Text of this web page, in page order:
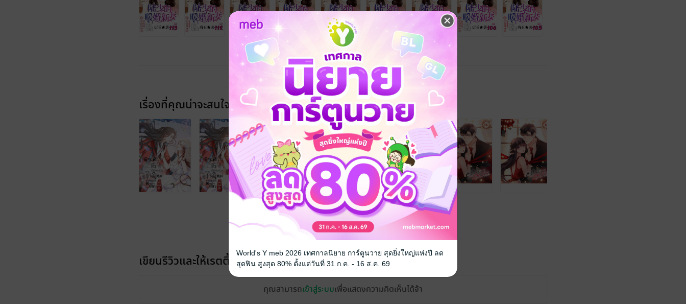
เรื่องที่คุณน่าจะสนใจ
เขียนรีวิวและให้เรตติ้ง
คุณสามารถเข้าสู่ระบบเพื่อแสดงความคิดเห็นได้จ้า
World's Y meb 2026 เทศกาลนิยาย การ์ตูนวาย สุดยิ่งใหญ่แห่งปี ลด
สุดฟิน สูงสุด 80% ตั้งแต่วันที่ 31 ก.ค. - 16 ส.ค. 69